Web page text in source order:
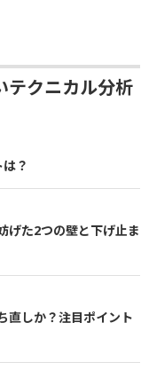
テクニカル分析
？
げた2つの壁と下げ止ま
直しか？注目ポイント